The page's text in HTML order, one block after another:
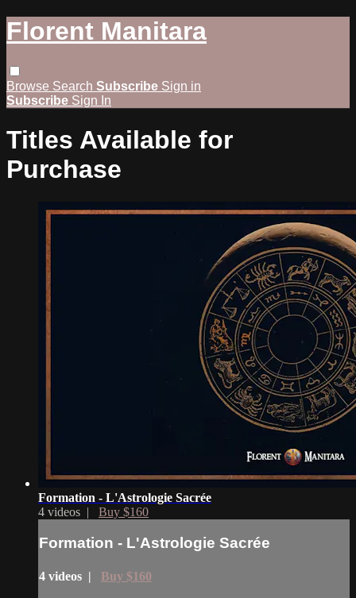
Florent Manitara
Browse Search Subscribe Sign in
Subscribe Sign In
Titles Available for
Purchase
Formation - L'Astrologie Sacrée
4 videos | Buy $160
Formation - L'Astrologie Sacrée
4 videos | Buy $160